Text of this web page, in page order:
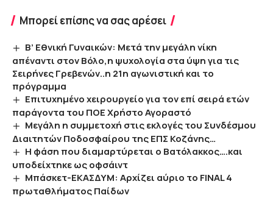
Μπορεί επίσης να σας αρέσει
Β’ Εθνική Γυναικών: Μετά την μεγάλη νίκη
απέναντι στον Βόλο,η ψυχολογία στα ύψη για τις
Σειρήνες Γρεβενών..η 21η αγωνιστική και το
πρόγραμμα
Επιτυχημένο χειρουργείο για τον επί σειρά ετών
παράγοντα του ΠΟΕ Χρήστο Αγοραστό
Μεγάλη η συμμετοχή στις εκλογές του Συνδέσμου
Διαιτητών Ποδοσφαίρου της ΕΠΣ Κοζάνης…
Η φάση που διαμαρτύρεται ο Βατόλακκος….και
υποδείχτηκε ως οφσάιντ
Mπάσκετ-ΕΚΑΣΔΥΜ: Αρχίζει αύριο το FINAL 4
πρωταθλήματος Παίδων